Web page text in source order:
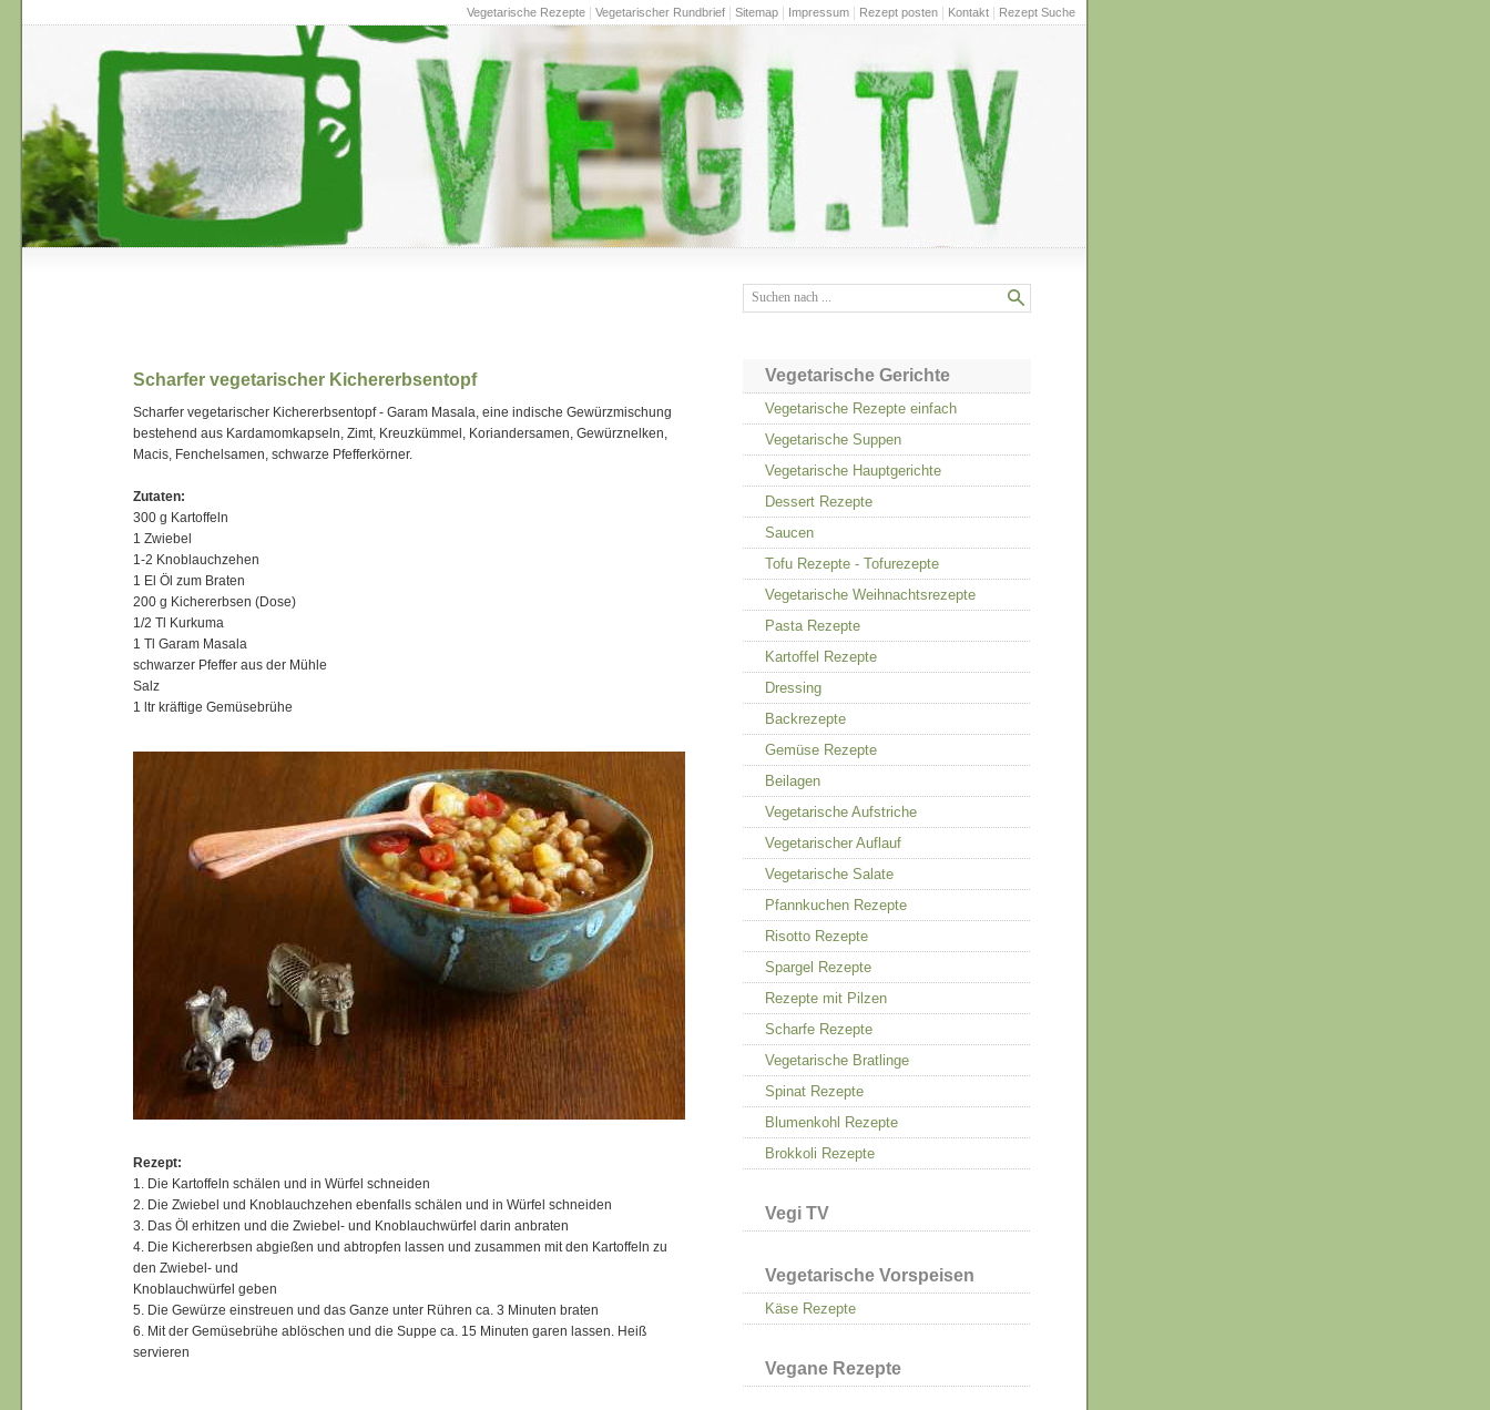
Vegetarische Rezepte Vegetarischer Rundbrief Sitemap Impressum Rezept posten Kontakt Rezept Suche
Scharfer vegetarischer Kichererbsentopf
Scharfer vegetarischer Kichererbsentopf - Garam Masala, eine indische Gewürzmischung
bestehend aus Kardamomkapseln, Zimt, Kreuzkümmel, Koriandersamen, Gewürznelken,
Macis, Fenchelsamen, schwarze Pfefferkörner.
Zutaten:
300 g Kartoffeln
1 Zwiebel
1-2 Knoblauchzehen
1 El Öl zum Braten
200 g Kichererbsen (Dose)
1/2 Tl Kurkuma
1 Tl Garam Masala
schwarzer Pfeffer aus der Mühle
Salz
1 ltr kräftige Gemüsebrühe
Rezept:
1. Die Kartoffeln schälen und in Würfel schneiden
2. Die Zwiebel und Knoblauchzehen ebenfalls schälen und in Würfel schneiden
3. Das Öl erhitzen und die Zwiebel- und Knoblauchwürfel darin anbraten
4. Die Kichererbsen abgießen und abtropfen lassen und zusammen mit den Kartoffeln zu
den Zwiebel- und
Knoblauchwürfel geben
5. Die Gewürze einstreuen und das Ganze unter Rühren ca. 3 Minuten braten
6. Mit der Gemüsebrühe ablöschen und die Suppe ca. 15 Minuten garen lassen. Heiß
servieren
Vegetarische Gerichte
Vegetarische Rezepte einfach
Vegetarische Suppen
Vegetarische Hauptgerichte
Dessert Rezepte
Saucen
Tofu Rezepte - Tofurezepte
Vegetarische Weihnachtsrezepte
Pasta Rezepte
Kartoffel Rezepte
Dressing
Backrezepte
Gemüse Rezepte
Beilagen
Vegetarische Aufstriche
Vegetarischer Auflauf
Vegetarische Salate
Pfannkuchen Rezepte
Risotto Rezepte
Spargel Rezepte
Rezepte mit Pilzen
Scharfe Rezepte
Vegetarische Bratlinge
Spinat Rezepte
Blumenkohl Rezepte
Brokkoli Rezepte
Vegi TV
Vegetarische Vorspeisen
Käse Rezepte
Vegane Rezepte